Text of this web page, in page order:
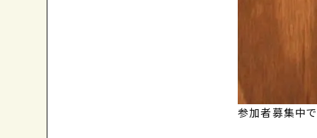
参加者募集中で